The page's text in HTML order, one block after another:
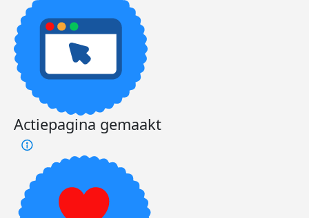
Actiepagina gemaakt